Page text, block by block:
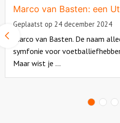
slide
Marco van Basten: een
Geplaatst op 24 december 2024
Marco van Basten. De naam
symfonie voor
Maar wist je ...